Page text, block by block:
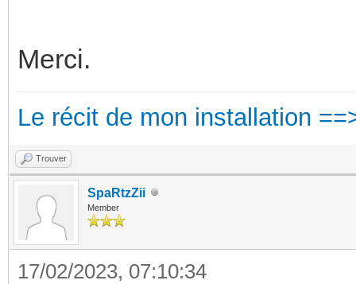
Merci.
Le récit de mon installation
Trouver
SpaRtzZii
Member
17/02/2023, 07:10:34